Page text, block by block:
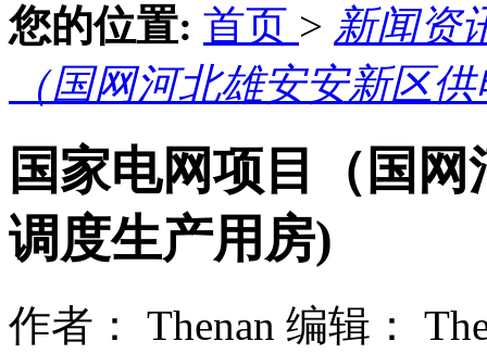
您的位置: 首页 > 新闻资
（国网河北雄安安新区
国家电网项目（国
调度生产用房)
作者： Thenan 编辑：